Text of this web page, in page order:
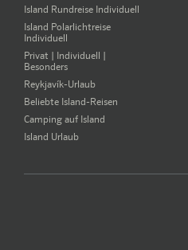
Island Rundreise Individuell
Island Polarlichtreise
Individuell
Privat | Individuell |
Besonders
Reykjavík-Urlaub
Beliebte Island-Reisen
Camping auf Island
Island Urlaub